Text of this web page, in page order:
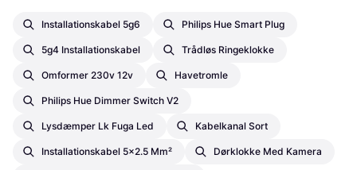
Installationskabel 5g6 Philips Hue Smart Plug
5g4 Installationskabel Trådløs Ringeklokke
Omformer 230v 12v Havetromle
Philips Hue Dimmer Switch V2
Lysdæmper Lk Fuga Led Kabelkanal Sort
Installationskabel 5x2.5 Mm² Dørklokke Med Kamera